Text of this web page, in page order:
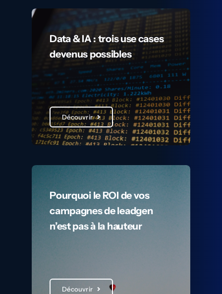
Data & IA : trois use cases
devenus possibles
Découvrir
Pourquoi le ROI de vos
campagnes de leadgen
n’est pas à la hauteur
Découvrir